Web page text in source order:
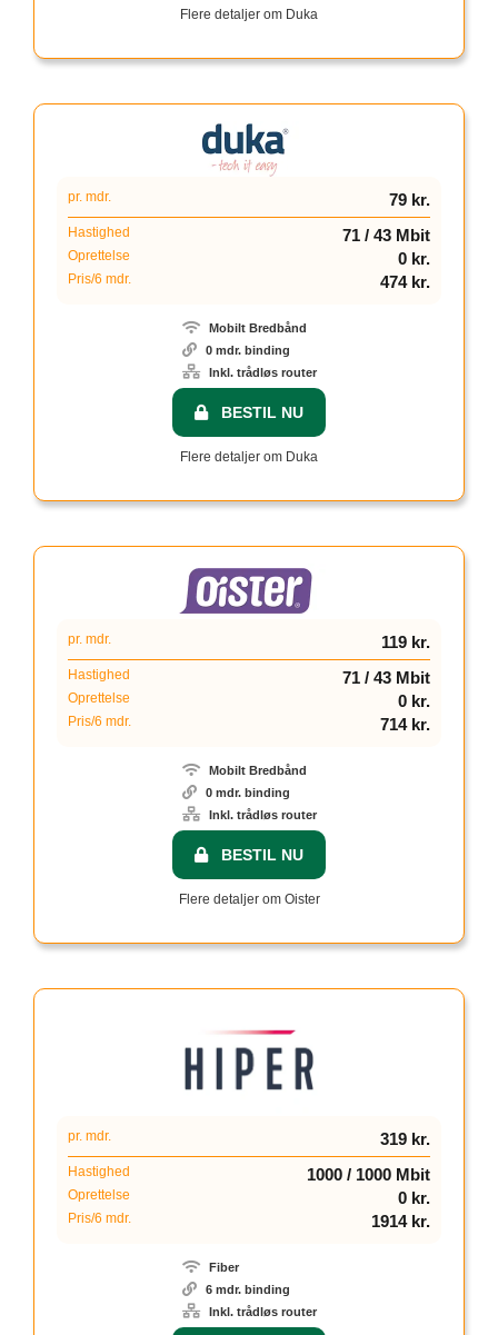
Flere detaljer om Duka
pr. mdr. 79 kr.
Hastighed 71 / 43 Mbit
Oprettelse 0 kr.
Pris/6 mdr. 474 kr.
Mobilt Bredbånd
0 mdr. binding
Inkl. trådløs router
BESTIL NU
Flere detaljer om Duka
pr. mdr. 119 kr.
Hastighed 71 / 43 Mbit
Oprettelse 0 kr.
Pris/6 mdr. 714 kr.
Mobilt Bredbånd
0 mdr. binding
Inkl. trådløs router
BESTIL NU
Flere detaljer om Oister
pr. mdr. 319 kr.
Hastighed 1000 / 1000 Mbit
Oprettelse 0 kr.
Pris/6 mdr. 1914 kr.
Fiber
6 mdr. binding
Inkl. trådløs router